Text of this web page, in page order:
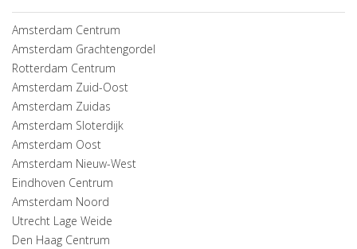
Amsterdam Centrum
Amsterdam Grachtengordel
Rotterdam Centrum
Amsterdam Zuid-Oost
Amsterdam Zuidas
Amsterdam Sloterdijk
Amsterdam Oost
Amsterdam Nieuw-West
Eindhoven Centrum
Amsterdam Noord
Utrecht Lage Weide
Den Haag Centrum